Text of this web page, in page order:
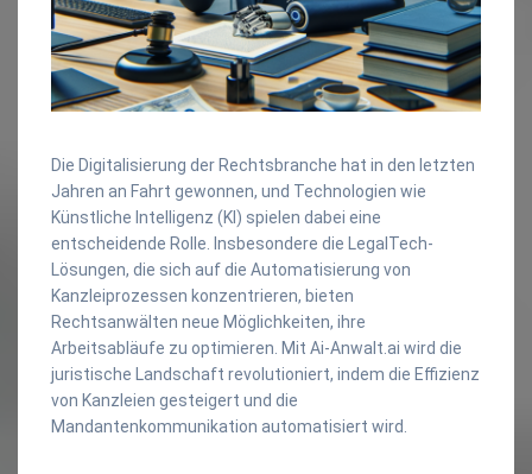
Die Digitalisierung der Rechtsbranche hat in den letzten
Jahren an Fahrt gewonnen, und Technologien wie
Künstliche Intelligenz (KI) spielen dabei eine
entscheidende Rolle. Insbesondere die LegalTech-
Lösungen, die sich auf die Automatisierung von
Kanzleiprozessen konzentrieren, bieten
Rechtsanwälten neue Möglichkeiten, ihre
Arbeitsabläufe zu optimieren. Mit Ai-Anwalt.ai wird die
juristische Landschaft revolutioniert, indem die Effizienz
von Kanzleien gesteigert und die
Mandantenkommunikation automatisiert wird.